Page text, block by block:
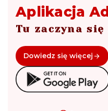
Aplikacja
Tu zaczyna
Dowiedz się więcej